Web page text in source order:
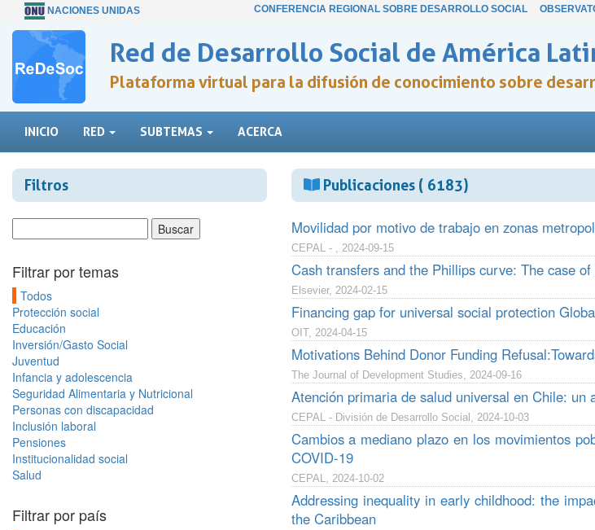
NACIONES UNIDAS CONFERENCIA REGIONAL SOBRE DESARROLLO SOCIAL
Red de Desarrollo Social de América
Plataforma virtual para la difusión de conocimiento sobre
INICIO RED SUBTEMAS ACERCA
Filtros
Filtrar por temas
Todos
Protección social
Educación
Inversión/Gasto Social
Juventud
Infancia y adolescencia
Seguridad Alimentaria y Nutricional
Personas con discapacidad
Inclusión laboral
Pensiones
Institucionalidad social
Salud
Filtrar por país
Publicaciones ( 6183)
Movilidad por motivo de trabajo en zonas
CEPAL - , 2024-09-15
Cash transfers and the Phillips curve: The case
Elsevier, 2024-02-15
Financing gap for universal social protection
OIT, 2024-04-15
Motivations Behind Donor Funding
The Journal of Development Studies, 2024-09-16
Atención primaria de salud universal en Chile:
CEPAL - División de Desarrollo Social, 2024-10-03
Cambios a mediano plazo en los movimientos
COVID-19
CEPAL, 2024-10-02
Addressing inequality in early childhood: the
the Caribbean